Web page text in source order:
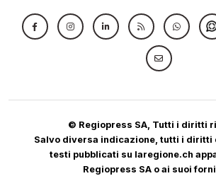
© Regiopress SA, Tutti i diritti
Salvo diversa indicazione, tutti i diritti
testi pubblicati su laregione.ch
Regiopress SA o ai suoi